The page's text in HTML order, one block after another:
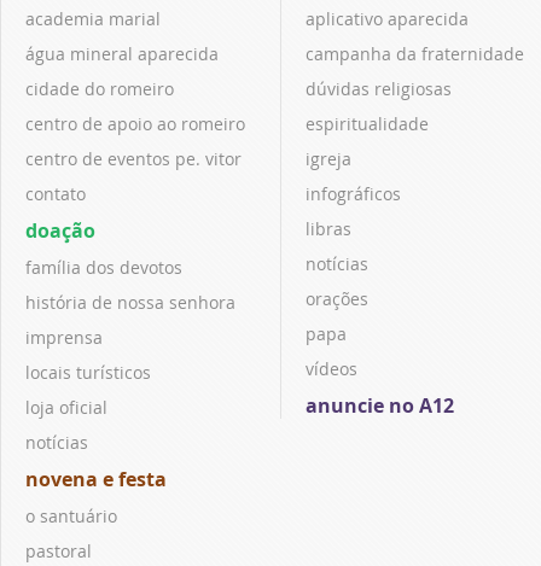
academia marial
água mineral aparecida
cidade do romeiro
centro de apoio ao romeiro
centro de eventos pe. vitor
contato
doação
família dos devotos
história de nossa senhora
imprensa
locais turísticos
loja oficial
notícias
novena e festa
o santuário
pastoral
aplicativo aparecida
campanha da fraternidade
dúvidas religiosas
espiritualidade
igreja
infográficos
libras
notícias
orações
papa
vídeos
anuncie no A12